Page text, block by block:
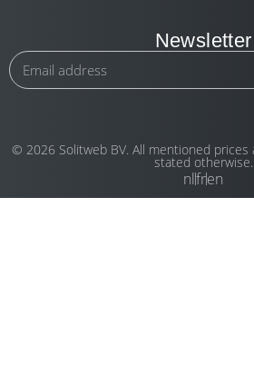
Newsletter
© 2026 Solitweb BV. All mentioned prices
stated otherwise.
nlfren